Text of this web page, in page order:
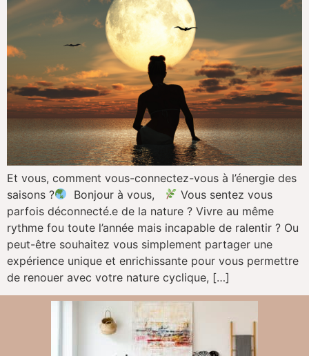
Et vous, comment vous-connectez-vous à l’énergie des
saisons ?
Bonjour à vous,
Vous sentez vous
parfois déconnecté.e de la nature ? Vivre au même
rythme fou toute l’année mais incapable de ralentir ? Ou
peut-être souhaitez vous simplement partager une
expérience unique et enrichissante pour vous permettre
de renouer avec votre nature cyclique, […]